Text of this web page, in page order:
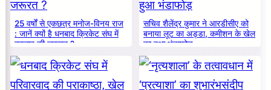
25 वर्षों से एकछत्र मनोज-विनय राज
: जानें क्यों है धनबाद क्रिकेट संघ में
बदलाव की जरूरत ?
सचिव शैलेंद्र कुमार ने आरडीसीए को
बनाया लूट का अड्डा, कमीशन के खेल
का हुआ भंडाफोड़